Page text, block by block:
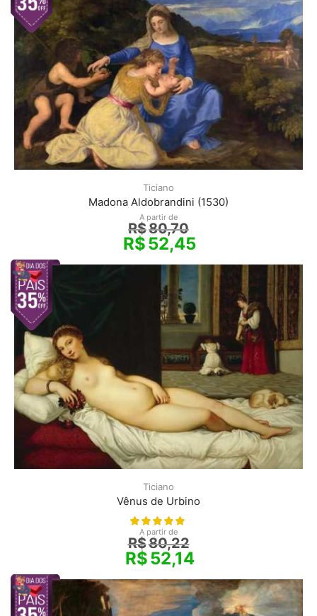
Ticiano
Madona Aldobrandini (1530)
A partir de
R$80,70
R$52,45
Ticiano
Vênus de Urbino
A partir de
R$80,22
R$52,14